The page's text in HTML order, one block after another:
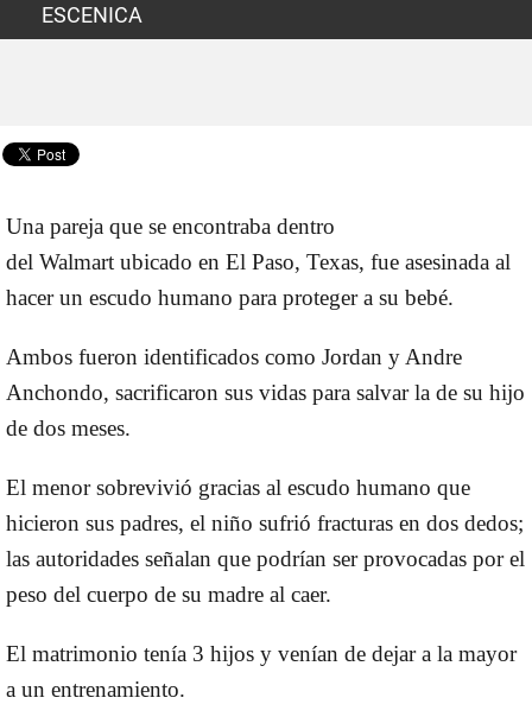
ESCENICA
Una pareja que se encontraba dentro
del Walmart ubicado en El Paso, Texas, fue asesinada al
hacer un escudo humano para proteger a su bebé.
Ambos fueron identificados como Jordan y Andre
Anchondo, sacrificaron sus vidas para salvar la de su hijo
de dos meses.
El menor sobrevivió gracias al escudo humano que
hicieron sus padres, el niño sufrió fracturas en dos dedos;
las autoridades señalan que podrían ser provocadas por el
peso del cuerpo de su madre al caer.
El matrimonio tenía 3 hijos y venían de dejar a la mayor
a un entrenamiento.